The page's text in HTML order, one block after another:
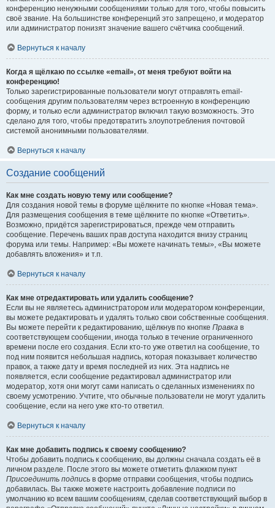
конференцию ненужными сообщениями только для того, чтобы повысить
своё звание. На большинстве конференций это запрещено, и модератор
или администратор понизят значение вашего счётчика сообщений.
Вернуться к началу
Когда я щёлкаю по ссылке «email», от меня требуют войти на
конференцию!
Только зарегистрированные пользователи могут отправлять email-
сообщения другим пользователям через встроенную в конференцию
форму, и только если администратор включил такую возможность. Это
сделано для того, чтобы предотвратить злоупотребления почтовой
системой анонимными пользователями.
Вернуться к началу
Создание сообщений
Как мне создать новую тему или сообщение?
Для создания новой темы в форуме щёлкните по кнопке «Новая тема».
Для размещения сообщения в теме щёлкните по кнопке «Ответить».
Возможно, придётся зарегистрироваться, прежде чем отправить
сообщение. Перечень ваших прав доступа находится внизу страниц
форума или темы. Например: «Вы можете начинать темы», «Вы можете
добавлять вложения» и т.п.
Вернуться к началу
Как мне отредактировать или удалить сообщение?
Если вы не являетесь администратором или модератором конференции,
вы можете редактировать и удалять только свои собственные сообщения.
Вы можете перейти к редактированию, щёлкнув по кнопке Правка в
соответствующем сообщении, иногда только в течение ограниченного
времени после его создания. Если кто-то уже ответил на сообщение, то
под ним появится небольшая надпись, которая показывает количество
правок, а также дату и время последней из них. Эта надпись не
появляется, если сообщение редактировал администратор или
модератор, хотя они могут сами написать о сделанных изменениях по
своему усмотрению. Учтите, что обычные пользователи не могут удалить
сообщение, если на него уже кто-то ответил.
Вернуться к началу
Как мне добавить подпись к своему сообщению?
Чтобы добавить подпись к сообщению, вы должны сначала создать её в
личном разделе. После этого вы можете отметить флажком пункт
Присоединить подпись в форме отправки сообщения, чтобы подпись
добавилась. Вы также можете настроить добавление подписи по
умолчанию ко всем вашим сообщениям, сделав соответствующий выбор в